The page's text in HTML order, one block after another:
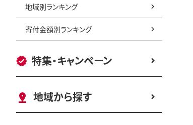
地域別ランキング
寄付金額別ランキング
特集・キャンペーン
地域から探す